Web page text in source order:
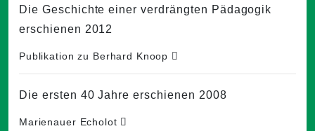
Die Geschichte einer verdrängten Pädagogik
erschienen 2012
Publikation zu Berhard Knoop
Die ersten 40 Jahre erschienen 2008
Marienauer Echolot